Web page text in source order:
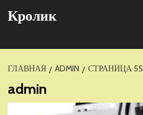
Кролик
ГЛАВНАЯ ADMIN СТРАНИЦА 55
admin